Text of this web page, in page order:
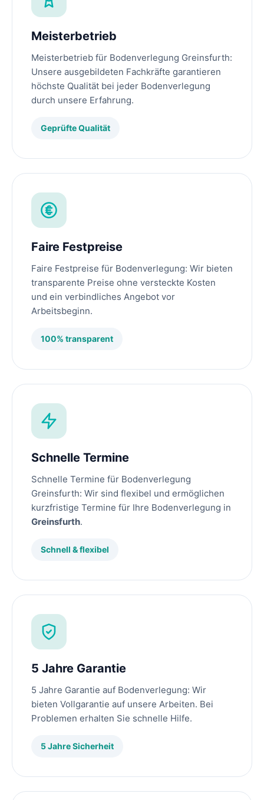
Meisterbetrieb
Meisterbetrieb für Bodenverlegung Greinsfurth:
Unsere ausgebildeten Fachkräfte garantieren
höchste Qualität bei jeder Bodenverlegung
durch unsere Erfahrung.
Geprüfte Qualität
Faire Festpreise
Faire Festpreise für Bodenverlegung: Wir bieten
transparente Preise ohne versteckte Kosten
und ein verbindliches Angebot vor
Arbeitsbeginn.
100% transparent
Schnelle Termine
Schnelle Termine für Bodenverlegung
Greinsfurth: Wir sind flexibel und ermöglichen
kurzfristige Termine für Ihre Bodenverlegung in
Greinsfurth.
Schnell & flexibel
5 Jahre Garantie
5 Jahre Garantie auf Bodenverlegung: Wir
bieten Vollgarantie auf unsere Arbeiten. Bei
Problemen erhalten Sie schnelle Hilfe.
5 Jahre Sicherheit